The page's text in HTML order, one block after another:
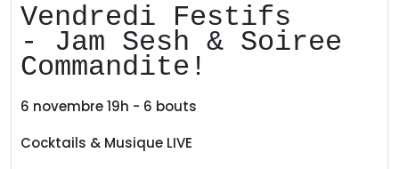
Vendredi Festifs
- Jam Sesh & Soiree
Commandite!
6 novembre 19h - 6 bouts
Cocktails & Musique LIVE